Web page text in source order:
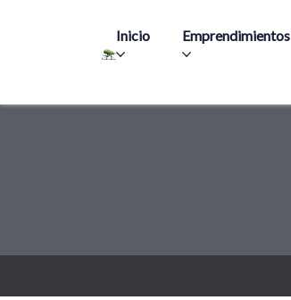
Inicio Emprendimientos